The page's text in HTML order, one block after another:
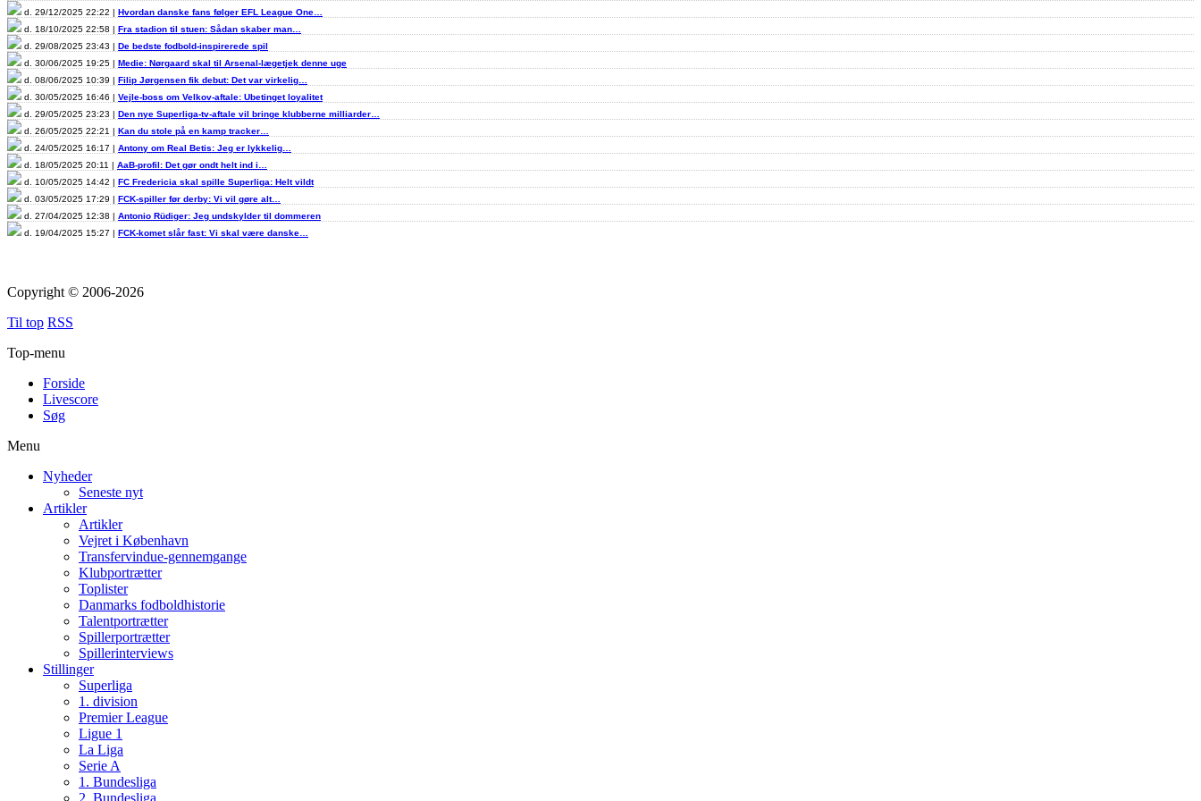
d. 29/12/2025 22:22 | Hvordan danske fans følger EFL League One…
d. 18/10/2025 22:58 | Fra stadion til stuen: Sådan skaber man…
d. 29/08/2025 23:43 | De bedste fodbold-inspirerede spil
d. 30/06/2025 19:25 | Medie: Nørgaard skal til Arsenal-lægetjek denne uge
d. 08/06/2025 10:39 | Filip Jørgensen fik debut: Det var virkelig…
d. 30/05/2025 16:46 | Vejle-boss om Velkov-aftale: Ubetinget loyalitet
d. 29/05/2025 23:23 | Den nye Superliga-tv-aftale vil bringe klubberne milliarder…
d. 26/05/2025 22:21 | Kan du stole på en kamp tracker…
d. 24/05/2025 16:17 | Antony om Real Betis: Jeg er lykkelig…
d. 18/05/2025 20:11 | AaB-profil: Det gør ondt helt ind i…
d. 10/05/2025 14:42 | FC Fredericia skal spille Superliga: Helt vildt
d. 03/05/2025 17:29 | FCK-spiller før derby: Vi vil gøre alt…
d. 27/04/2025 12:38 | Antonio Rüdiger: Jeg undskylder til dommeren
d. 19/04/2025 15:27 | FCK-komet slår fast: Vi skal være danske…
Copyright © 2006-2026
Til top RSS
Top-menu
Forside
Livescore
Søg
Menu
Nyheder
Seneste nyt
Artikler
Artikler
Vejret i København
Transfervindue-gennemgange
Klubportrætter
Toplister
Danmarks fodboldhistorie
Talentportrætter
Spillerportrætter
Spillerinterviews
Stillinger
Superliga
1. division
Premier League
Ligue 1
La Liga
Serie A
1. Bundesliga
2. Bundesliga